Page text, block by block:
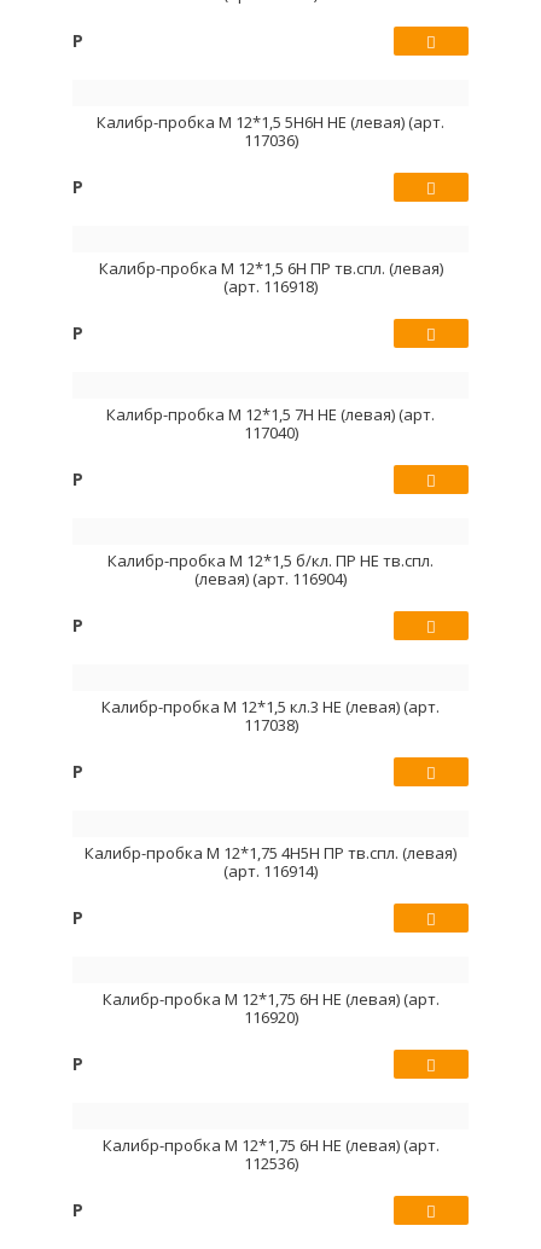
Р
Калибр-пробка М 12*1,5 5H6H НЕ (левая) (арт.
117036)
Р
Калибр-пробка М 12*1,5 6H ПР тв.спл. (левая)
(арт. 116918)
Р
Калибр-пробка М 12*1,5 7H НЕ (левая) (арт.
117040)
Р
Калибр-пробка М 12*1,5 б/кл. ПР НЕ тв.спл.
(левая) (арт. 116904)
Р
Калибр-пробка М 12*1,5 кл.3 НЕ (левая) (арт.
117038)
Р
Калибр-пробка М 12*1,75 4H5H ПР тв.спл. (левая)
(арт. 116914)
Р
Калибр-пробка М 12*1,75 6H НЕ (левая) (арт.
116920)
Р
Калибр-пробка М 12*1,75 6H НЕ (левая) (арт.
112536)
Р